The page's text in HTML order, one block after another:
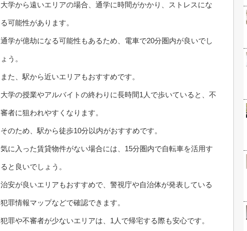
大学から遠いエリアの場合、通学に時間がかかり、ストレスにな
る可能性があります。
通学が億劫になる可能性もあるため、電車で20分圏内が良いでし
ょう。
また、駅から近いエリアもおすすめです。
大学の授業やアルバイトの終わりに長時間1人で歩いていると、不
審者に狙われやすくなります。
そのため、駅から徒歩10分以内がおすすめです。
気に入った賃貸物件がない場合には、15分圏内で自転車を活用す
ると良いでしょう。
治安が良いエリアもおすすめで、警視庁や自治体が発表している
犯罪情報マップなどで確認できます。
犯罪や不審者が少ないエリアは、1人で帰宅する際も安心です。